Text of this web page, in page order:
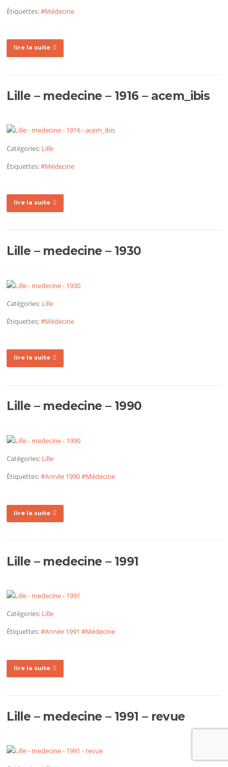
Étiquettes:#Médecine
lire la suite
Lille – medecine – 1916 – acem_ibis
Catégories: Lille
Étiquettes:#Médecine
lire la suite
Lille – medecine – 1930
Catégories: Lille
Étiquettes:#Médecine
lire la suite
Lille – medecine – 1990
Catégories: Lille
Étiquettes:#Année 1990#Médecine
lire la suite
Lille – medecine – 1991
Catégories: Lille
Étiquettes:#Année 1991 #Médecine
lire la suite
Lille – medecine – 1991 – revue